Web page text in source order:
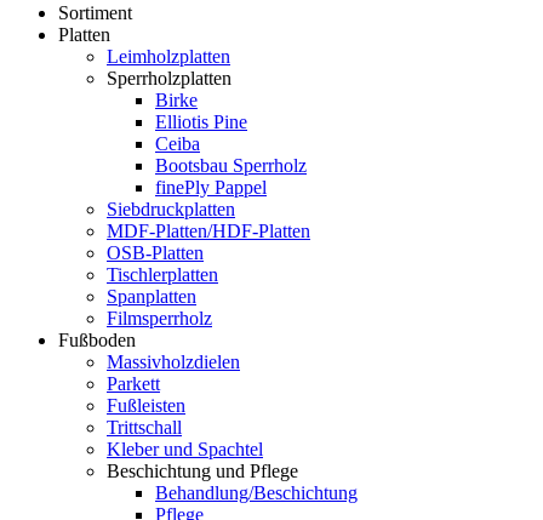
Sortiment
Platten
Leimholzplatten
Sperrholzplatten
Birke
Elliotis Pine
Ceiba
Bootsbau Sperrholz
finePly Pappel
Siebdruckplatten
MDF-Platten/HDF-Platten
OSB-Platten
Tischlerplatten
Spanplatten
Filmsperrholz
Fußboden
Massivholzdielen
Parkett
Fußleisten
Trittschall
Kleber und Spachtel
Beschichtung und Pflege
Behandlung/Beschichtung
Pflege